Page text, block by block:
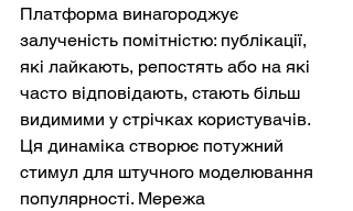
Платформа винагороджує
залученість помітністю: публікації,
які лайкають, репостять або на які
часто відповідають, стають більш
видимими у стрічках користувачів.
Ця динаміка створює потужний
стимул для штучного моделювання
популярності. Мережа